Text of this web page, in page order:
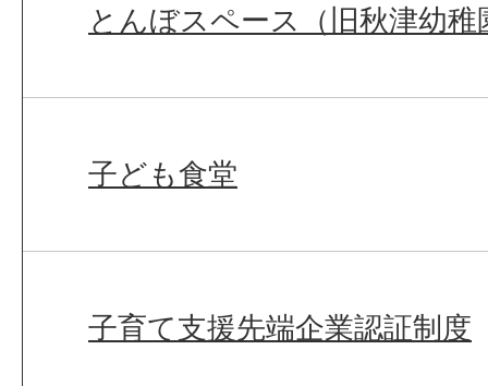
とんぼスペース（旧秋津幼稚
子ども食堂
子育て支援先端企業認証制度